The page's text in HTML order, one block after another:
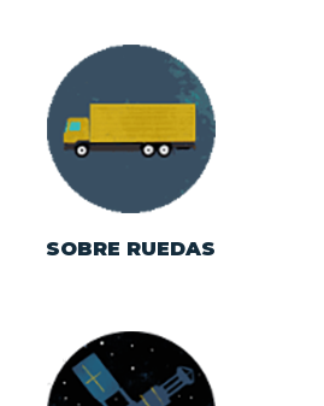
Transportes que
acercan progreso y
bienestar
SOBRE RUEDAS
Telar de la